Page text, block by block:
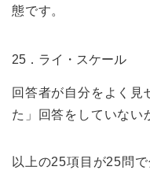
態です。
25．ライ・スケール
回答者が自分をよく見
た」回答をしていない
以上の25項目が25問